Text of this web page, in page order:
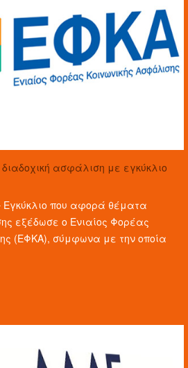
διαδοχική ασφάλιση με εγκύκλιο
Εγκύκλιο που αφορά θέματα
εξέδωσε ο Ενιαίος Φορέας
(ΕΦΚΑ), σύμφωνα με την οποία